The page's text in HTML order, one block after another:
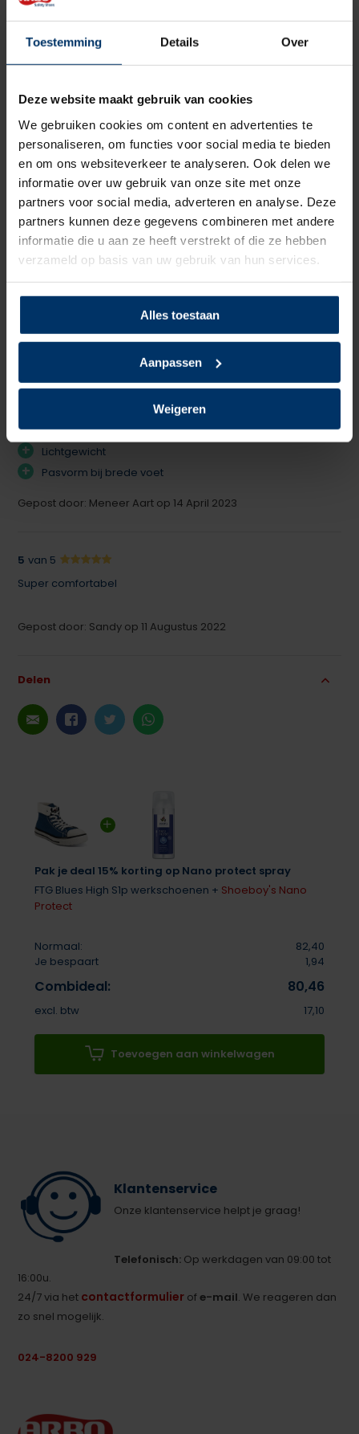
Toestemming Details Over
Deze website maakt gebruik van cookies
We gebruiken cookies om content en advertenties te
personaliseren, om functies voor social media te bieden
en om ons websiteverkeer te analyseren. Ook delen we
informatie over uw gebruik van onze site met onze
partners voor social media, adverteren en analyse. Deze
partners kunnen deze gegevens combineren met andere
informatie die u aan ze heeft verstrekt of die ze hebben
verzameld op basis van uw gebruik van hun services.
Alles toestaan
Aanpassen
Weigeren
Pak je deal 15% korting op Nano protect spray
FTG Blues High S1p werkschoenen + Shoeboy's Nano
Protect
Normaal:
82,40
Je bespaart
1,94
Combideal: 80,46
excl. btw 17,10
Toevoegen aan winkelwagen
Kleur Blauw
Beoordelingen
Schrijf je eigen review
5 van 5
Super fijne schoen, niet te zwaar en ziet er ook super leuk uit!!
5 van 5
Loopt net zo fijn als de originele Chuck Taylors van Converse.
+ Lichtgewicht
+
Pasvorm bij brede voet
Gepost door: Meneer Aart op 14 April 2023
5 van 5
Super comfortabel
Gepost door: Sandy op 11 Augustus 2022
Delen
Klantenservice
Onze klantenservice helpt je graag!
Telefonisch: Op werkdagen van 09:00 tot
16:00u.
24/7 via het contactformulier ofe-mail. We reageren dan
zo snel mogelijk.
024-8200 929